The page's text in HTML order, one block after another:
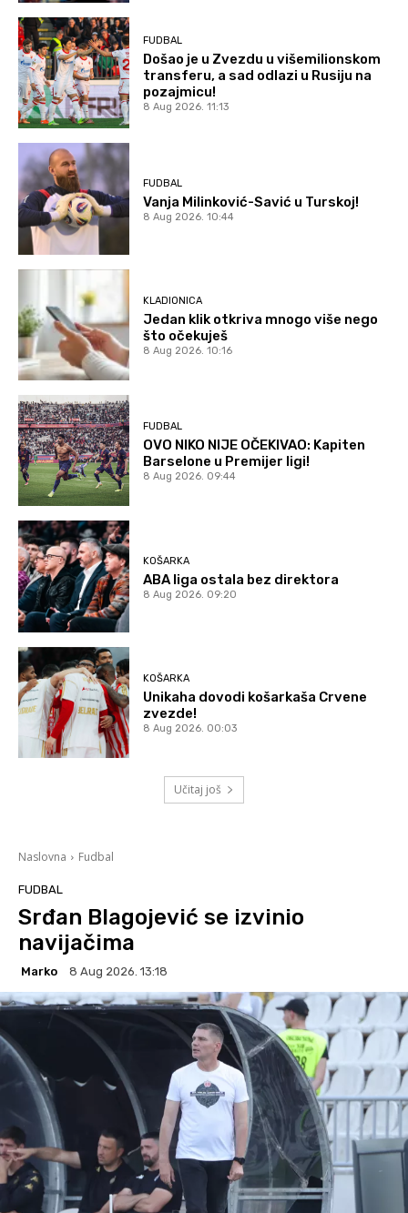
FUDBAL
Došao je u Zvezdu u višemilionskom
transferu, a sad odlazi u Rusiju na
pozajmicu!
8 Aug 2026. 11:13
FUDBAL
Vanja Milinković-Savić u Turskoj!
8 Aug 2026. 10:44
KLADIONICA
Jedan klik otkriva mnogo više nego
što očekuješ
8 Aug 2026. 10:16
FUDBAL
OVO NIKO NIJE OČEKIVAO: Kapiten
Barselone u Premijer ligi!
8 Aug 2026. 09:44
KOŠARKA
ABA liga ostala bez direktora
8 Aug 2026. 09:20
KOŠARKA
Unikaha dovodi košarkaša Crvene
zvezde!
8 Aug 2026. 00:03
Učitaj još